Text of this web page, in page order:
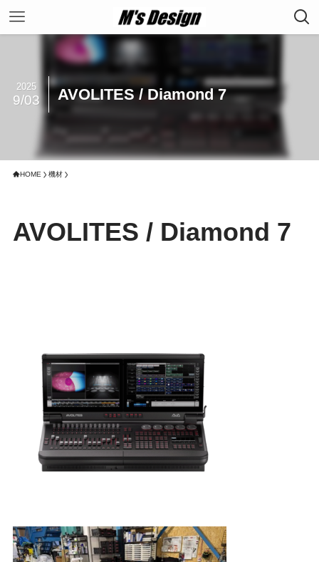
AVOLITES / Diamond 7
2025
9/03
HOME 機材
AVOLITES / Diamond 7